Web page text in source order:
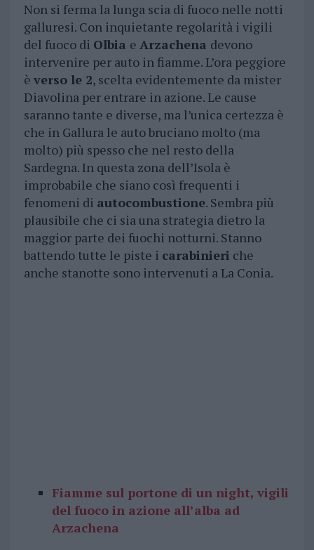
Non si ferma la lunga scia di fuoco nelle notti
galluresi. Con inquietante regolarità i vigili
del fuoco di Olbia e Arzachena devono
intervenire per auto in fiamme. L’ora peggiore
è verso le 2, scelta evidentemente da mister
Diavolina per entrare in azione. Le cause
saranno tante e diverse, ma l’unica certezza è
che in Gallura le auto bruciano molto (ma
molto) più spesso che nel resto della
Sardegna. In questa zona dell’Isola è
improbabile che siano così frequenti i
fenomeni di autocombustione. Sembra più
plausibile che ci sia una strategia dietro la
maggior parte dei fuochi notturni. Stanno
battendo tutte le piste i carabinieri che
anche stanotte sono intervenuti a La Conia.
Fiamme sul portone di un night, vigili
del fuoco in azione all’alba ad
Arzachena